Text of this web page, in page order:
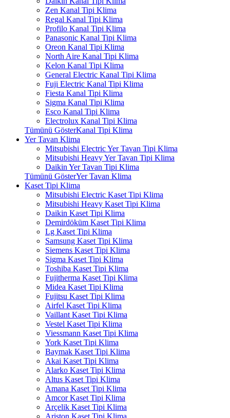
Zen Kanal Tipi Klima
Regal Kanal Tipi Klima
Profilo Kanal Tipi Klima
Panasonic Kanal Tipi Klima
Oreon Kanal Tipi Klima
North Aire Kanal Tipi Klima
Kelon Kanal Tipi Klima
General Electric Kanal Tipi Klima
Fuji Electric Kanal Tipi Klima
Fiesta Kanal Tipi Klima
Sigma Kanal Tipi Klima
Esco Kanal Tipi Klima
Electrolux Kanal Tipi Klima
Tümünü GösterKanal Tipi Klima
Yer Tavan Klima
Mitsubishi Electric Yer Tavan Tipi Klima
Mitsubishi Heavy Yer Tavan Tipi Klima
Daikin Yer Tavan Tipi Klima
Tümünü GösterYer Tavan Klima
Kaset Tipi Klima
Mitsubishi Electric Kaset Tipi Klima
Mitsubishi Heavy Kaset Tipi Klima
Daikin Kaset Tipi Klima
Demirdöküm Kaset Tipi Klima
Lg Kaset Tipi Klima
Samsung Kaset Tipi Klima
Siemens Kaset Tipi Klima
Sigma Kaset Tipi Klima
Toshiba Kaset Tipi Klima
Fujitherma Kaset Tipi Klima
Midea Kaset Tipi Klima
Fujitsu Kaset Tipi Klima
Airfel Kaset Tipi Klima
Vaillant Kaset Tipi Klima
Vestel Kaset Tipi Klima
Viessmann Kaset Tipi Klima
York Kaset Tipi Klima
Baymak Kaset Tipi Klima
Akai Kaset Tipi Klima
Alarko Kaset Tipi Klima
Altus Kaset Tipi Klima
Amana Kaset Tipi Klima
Amcor Kaset Tipi Klima
Arçelik Kaset Tipi Klima
Ariston Kaset Tipi Klima